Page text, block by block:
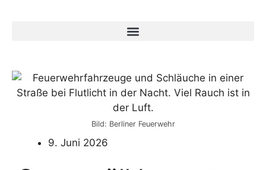
Bild: Berliner Feuerwehr
9. Juni 2026